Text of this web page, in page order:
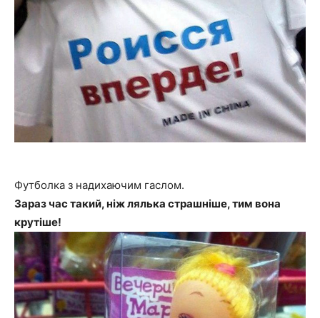
Футболка з надихаючим гаслом.
Зараз час такий, ніж лялька страшніше, тим вона
крутіше!